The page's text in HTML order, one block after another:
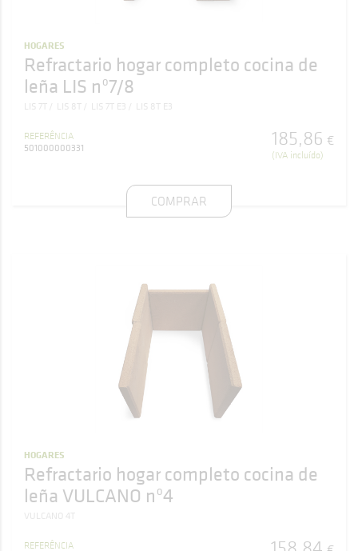
HOGARES
Refractario hogar completo cocina de
leña LIS nº7/8
LIS 7T LIS 8T LIS 7T E3 LIS 8T E3
REFERÊNCIA
501000000331
185,86 €
(IVA incluído)
COMPRAR
HOGARES
Refractario hogar completo cocina de
leña VULCANO nº4
VULCANO 4T
REFERÊNCIA